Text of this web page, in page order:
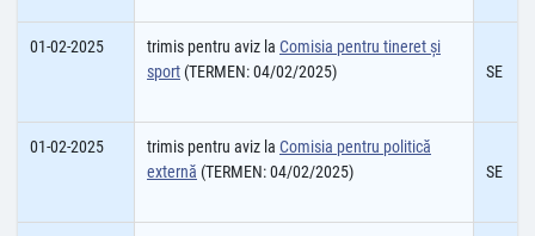
01-02-2025 trimis pentru aviz la Comisia pentru tineret și
sport (TERMEN: 04/02/2025) SE
01-02-2025 trimis pentru aviz la Comisia pentru politică
externă (TERMEN: 04/02/2025) SE